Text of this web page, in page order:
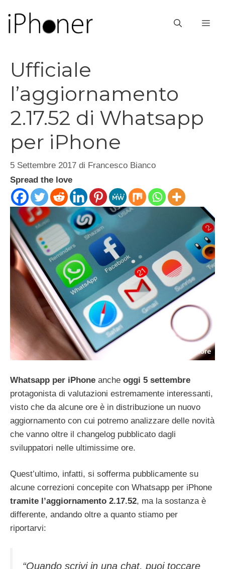
contenuto
Ufficiale
l’aggiornamento
2.17.52 di Whatsapp
per iPhone
5 Settembre 2017 di Francesco Bianco
Spread the love
Whatsapp per iPhone anche oggi 5 settembre
protagonista di valutazioni estremamente interessanti,
visto che da alcune ore è in distribuzione un nuovo
aggiornamento con cui potremo analizzare delle novità
che vanno oltre il changelog pubblicato dagli
sviluppatori nelle ultimissime ore.
Quest’ultimo, infatti, si sofferma pubblicamente su
alcune correzioni concepite con Whatsapp per iPhone
tramite l’aggiornamento 2.17.52, ma la sostanza è
differente, andando oltre a quanto stiamo per
riportarvi:
“Quando scrivi in una chat, puoi toccare